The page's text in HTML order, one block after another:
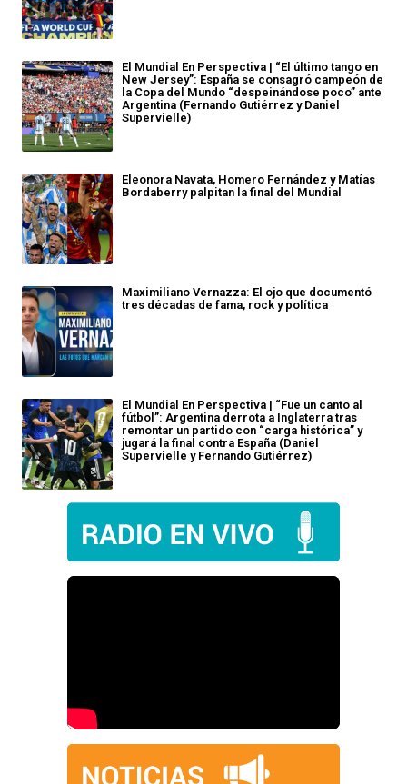
El Mundial En Perspectiva | “El último tango en
New Jersey”: España se consagró campeón de
la Copa del Mundo “despeinándose poco” ante
Argentina (Fernando Gutiérrez y Daniel
Supervielle)
Eleonora Navata, Homero Fernández y Matías
Bordaberry palpitan la final del Mundial
Maximiliano Vernazza: El ojo que documentó
tres décadas de fama, rock y política
El Mundial En Perspectiva | “Fue un canto al
fútbol”: Argentina derrota a Inglaterra tras
remontar un partido con “carga histórica” y
jugará la final contra España (Daniel
Supervielle y Fernando Gutiérrez)